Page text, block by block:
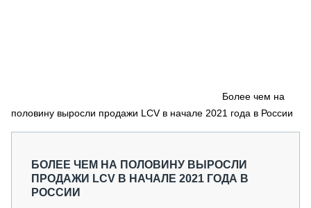
СПЕЦПРОЕКТЫ
О ПРОЕКТЕ
Более чем на
половину выросли продажи LCV в начале 2021 года в России
БОЛЕЕ ЧЕМ НА ПОЛОВИНУ ВЫРОСЛИ
ПРОДАЖИ LCV В НАЧАЛЕ 2021 ГОДА В
РОССИИ